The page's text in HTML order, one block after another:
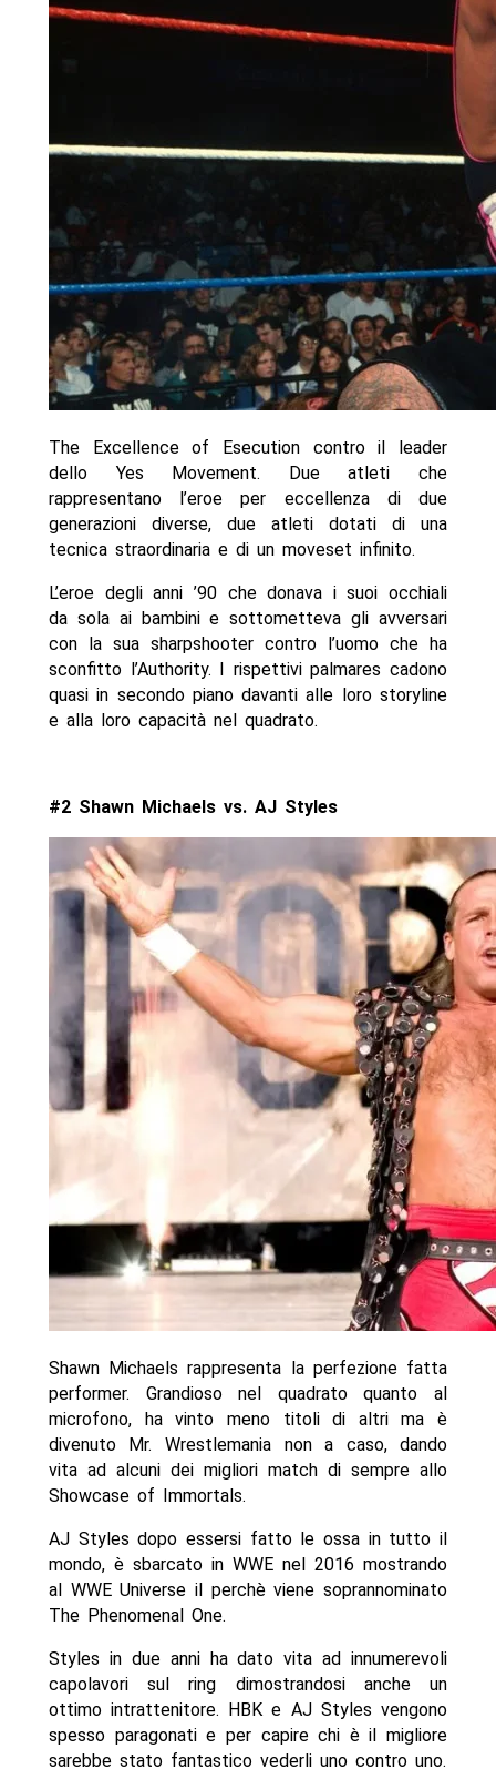
The Excellence of Esecution contro il leader
dello Yes Movement. Due atleti che
rappresentano l’eroe per eccellenza di due
generazioni diverse, due atleti dotati di una
tecnica straordinaria e di un moveset infinito.
L’eroe degli anni ’90 che donava i suoi occhiali
da sola ai bambini e sottometteva gli avversari
con la sua sharpshooter contro l’uomo che ha
sconfitto l’Authority. I rispettivi palmares cadono
quasi in secondo piano davanti alle loro storyline
e alla loro capacità nel quadrato.
#2 Shawn Michaels vs. AJ Styles
Shawn Michaels rappresenta la perfezione fatta
performer. Grandioso nel quadrato quanto al
microfono, ha vinto meno titoli di altri ma è
divenuto Mr. Wrestlemania non a caso, dando
vita ad alcuni dei migliori match di sempre allo
Showcase of Immortals.
AJ Styles dopo essersi fatto le ossa in tutto il
mondo, è sbarcato in WWE nel 2016 mostrando
al WWE Universe il perchè viene soprannominato
The Phenomenal One.
Styles in due anni ha dato vita ad innumerevoli
capolavori sul ring dimostrandosi anche un
ottimo intrattenitore. HBK e AJ Styles vengono
spesso paragonati e per capire chi è il migliore
sarebbe stato fantastico vederli uno contro uno.